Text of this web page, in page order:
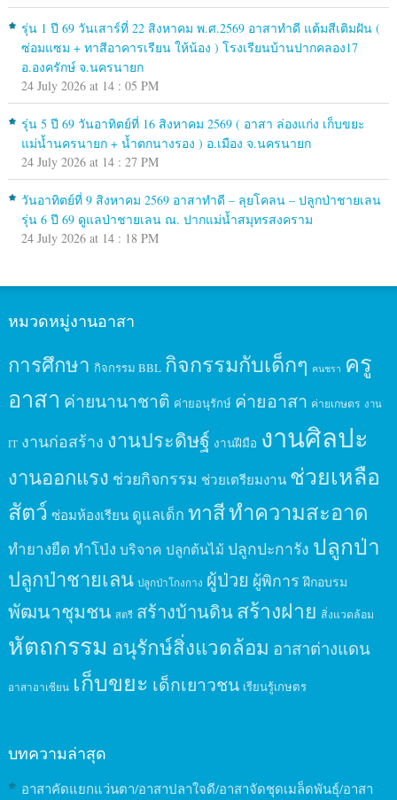
รุ่น 1 ปี 69 วันเสาร์ที่ 22 สิงหาคม พ.ศ.2569 อาสาทำดี แต้มสีเติมฝัน (
ซ่อมแซม + ทาสีอาคารเรียน ให้น้อง ) โรงเรียนบ้านปากคลอง17
อ.องครักษ์ จ.นครนายก
24 July 2026 at 14 : 05 PM
รุ่น 5 ปี 69 วันอาทิตย์ที่ 16 สิงหาคม 2569 ( อาสา ล่องแก่ง เก็บขยะ
แม่น้ำนครนายก + น้ำตกนางรอง ) อ.เมือง จ.นครนายก
24 July 2026 at 14 : 27 PM
วันอาทิตย์ที่ 9 สิงหาคม 2569 อาสาทำดี – ลุยโคลน – ปลูกป่าชายเลน
รุ่น 6 ปี 69 ดูแลป่าชายเลน ณ. ปากแม่น้ำสมุทรสงคราม
24 July 2026 at 14 : 18 PM
หมวดหมู่งานอาสา
การศึกษา กิจกรรม BBL กิจกรรมกับเด็กๆ คนชรา ครู
อาสา ค่ายนานาชาติ ค่ายอนุรักษ์ ค่ายอาสา ค่ายเกษตร งาน
IT งานก่อสร้าง งานประดิษฐ์ งานฝีมือ งานศิลปะ
งานออกแรง ช่วยกิจกรรม ช่วยเตรียมงาน ช่วยเหลือ
สัตว์ ซ่อมห้องเรียน ดูแลเด็ก ทาสีทำความสะอาด
ทำยางยืด ทำโป่ง บริจาค ปลูกต้นไม้ ปลูกปะการัง ปลูกป่า
ปลูกป่าชายเลน ปลูกป่าโกงกาง ผู้ป่วย ผู้พิการ ฝึกอบรม
พัฒนาชุมชน สตรี สร้างบ้านดินสร้างฝาย สิ่งแวดล้อม
หัตถกรรม อนุรักษ์สิ่งแวดล้อม อาสาต่างแดน
อาสาอาเซียน เก็บขยะ เด็กเยาวชน เรียนรู้เกษตร
บทความล่าสุด
อาสาคัดแยกแว่นตา/อาสาปลาใจดี/อาสาจัดชุดเมล็ดพันธุ์/อาสา